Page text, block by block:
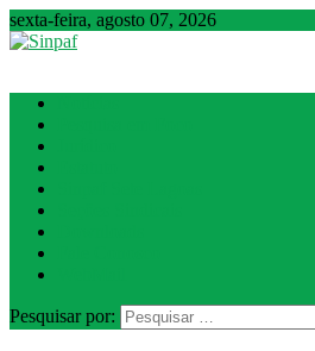
sexta-feira, agosto 07, 2026
Pesquisar por: